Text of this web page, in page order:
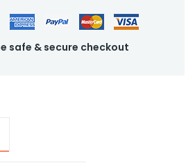
safe & secure checkout